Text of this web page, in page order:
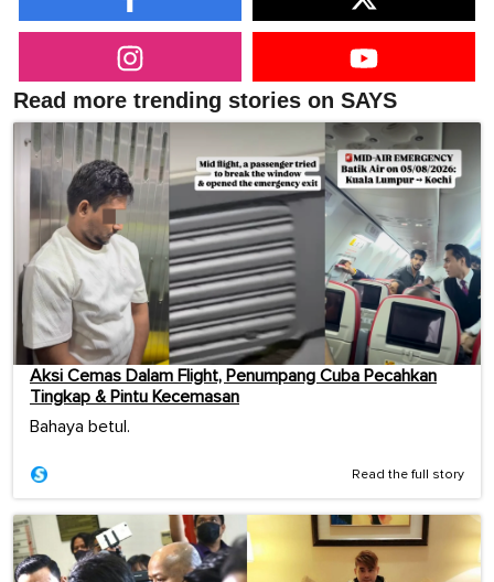
Read more trending stories on SAYS
Aksi Cemas Dalam Flight, Penumpang Cuba Pecahkan
Tingkap & Pintu Kecemasan
Bahaya betul.
Read the full story